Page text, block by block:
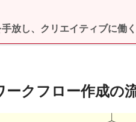
放し、クリエイティブに働
ークフロー作成の